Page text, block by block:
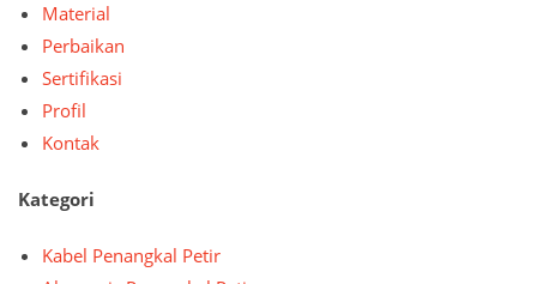
Material
Perbaikan
Sertifikasi
Profil
Kontak
Kategori
Kabel Penangkal Petir